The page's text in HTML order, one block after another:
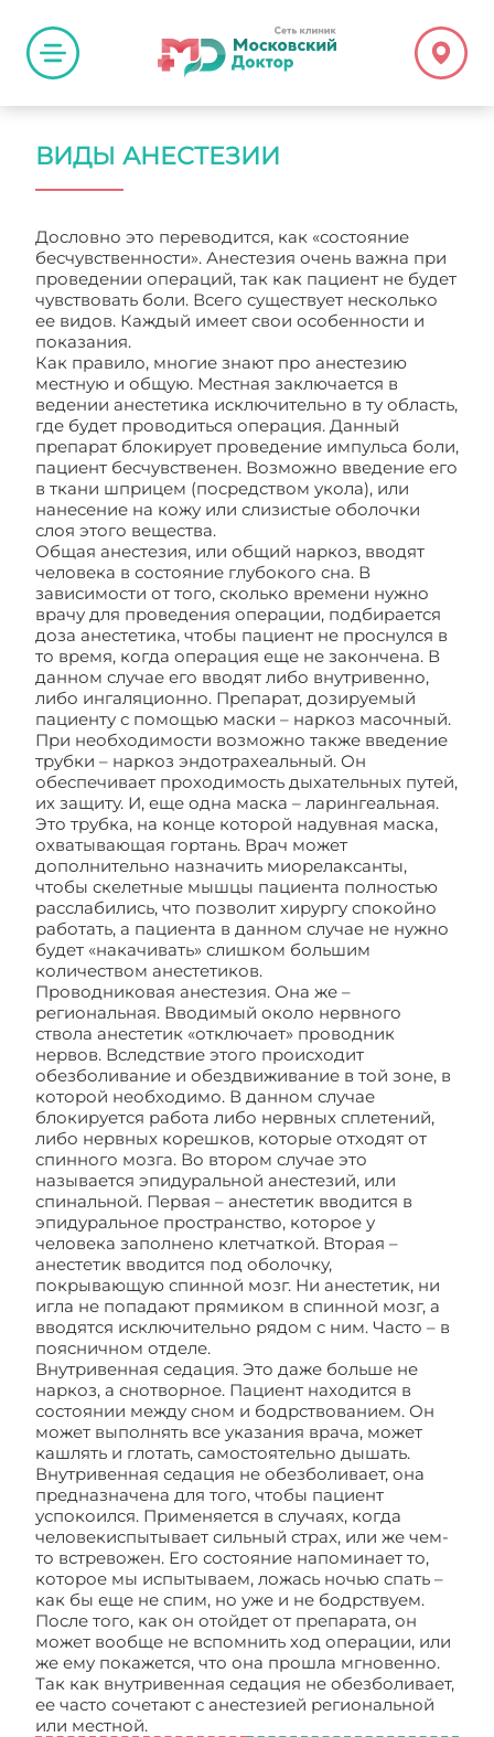
ВИДЫ АНЕСТЕЗИИ
Дословно это переводится, как «состояние
бесчувственности». Анестезия очень важна при
проведении операций, так как пациент не будет
чувствовать боли. Всего существует несколько
ее видов. Каждый имеет свои особенности и
показания.
Как правило, многие знают про анестезию
местную и общую. Местная заключается в
ведении анестетика исключительно в ту область,
где будет проводиться операция. Данный
препарат блокирует проведение импульса боли,
пациент бесчувственен. Возможно введение его
в ткани шприцем (посредством укола), или
нанесение на кожу или слизистые оболочки
слоя этого вещества.
Общая анестезия, или общий наркоз, вводят
человека в состояние глубокого сна. В
зависимости от того, сколько времени нужно
врачу для проведения операции, подбирается
доза анестетика, чтобы пациент не проснулся в
то время, когда операция еще не закончена. В
данном случае его вводят либо внутривенно,
либо ингаляционно. Препарат, дозируемый
пациенту с помощью маски – наркоз масочный.
При необходимости возможно также введение
трубки – наркоз эндотрахеальный. Он
обеспечивает проходимость дыхательных путей,
их защиту. И, еще одна маска – ларингеальная.
Это трубка, на конце которой надувная маска,
охватывающая гортань. Врач может
дополнительно назначить миорелаксанты,
чтобы скелетные мышцы пациента полностью
расслабились, что позволит хирургу спокойно
работать, а пациента в данном случае не нужно
будет «накачивать» слишком большим
количеством анестетиков.
Проводниковая анестезия. Она же –
региональная. Вводимый около нервного
ствола анестетик «отключает» проводник
нервов. Вследствие этого происходит
обезболивание и обездвиживание в той зоне, в
которой необходимо. В данном случае
блокируется работа либо нервных сплетений,
либо нервных корешков, которые отходят от
спинного мозга. Во втором случае это
называется эпидуральной анестезий, или
спинальной. Первая – анестетик вводится в
эпидуральное пространство, которое у
человека заполнено клетчаткой. Вторая –
анестетик вводится под оболочку,
покрывающую спинной мозг. Ни анестетик, ни
игла не попадают прямиком в спинной мозг, а
вводятся исключительно рядом с ним. Часто – в
поясничном отделе.
Внутривенная седация. Это даже больше не
наркоз, а снотворное. Пациент находится в
состоянии между сном и бодрствованием. Он
может выполнять все указания врача, может
кашлять и глотать, самостоятельно дышать.
Внутривенная седация не обезболивает, она
предназначена для того, чтобы пациент
успокоился. Применяется в случаях, когда
человекиспытывает сильный страх, или же чем-
то встревожен. Его состояние напоминает то,
которое мы испытываем, ложась ночью спать –
как бы еще не спим, но уже и не бодрствуем.
После того, как он отойдет от препарата, он
может вообще не вспомнить ход операции, или
же ему покажется, что она прошла мгновенно.
Так как внутривенная седация не обезболивает,
ее часто сочетают с анестезией региональной
или местной.